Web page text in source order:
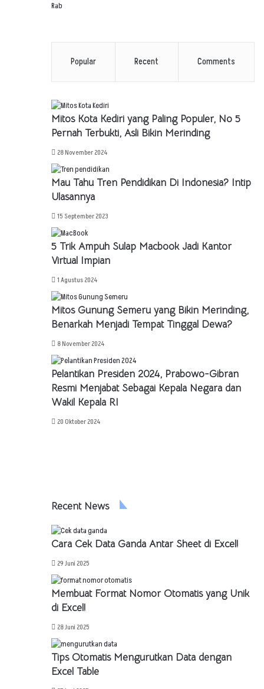
Rab
Popular Recent Comments
Mitos Kota Kediri yang Paling Populer, No 5
Pernah Terbukti, Asli Bikin Merinding
28 November 2024
Mau Tahu Tren Pendidikan Di Indonesia? Intip
Ulasannya
15 September 2023
5 Trik Ampuh Sulap Macbook Jadi Kantor
Virtual Impian
1 Agustus 2024
Mitos Gunung Semeru yang Bikin Merinding,
Benarkah Menjadi Tempat Tinggal Dewa?
8 November 2024
Pelantikan Presiden 2024, Prabowo-Gibran
Resmi Menjabat Sebagai Kepala Negara dan
Wakil Kepala RI
20 Oktober 2024
Recent News
Cara Cek Data Ganda Antar Sheet di Excel!
29 Juni 2025
Membuat Format Nomor Otomatis yang Unik
di Excel!
28 Juni 2025
Tips Otomatis Mengurutkan Data dengan
Excel Table